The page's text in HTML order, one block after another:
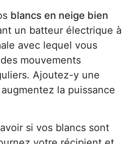
blancs en neige bien
un batteur électrique à
avec lequel vous
mouvements
Ajoutez-y une
la puissance
si vos blancs sont